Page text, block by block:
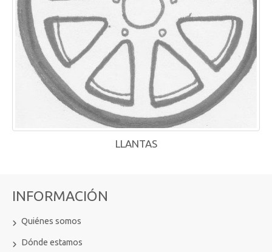
LLANTAS
INFORMACIÓN
Quiénes somos
Dónde estamos